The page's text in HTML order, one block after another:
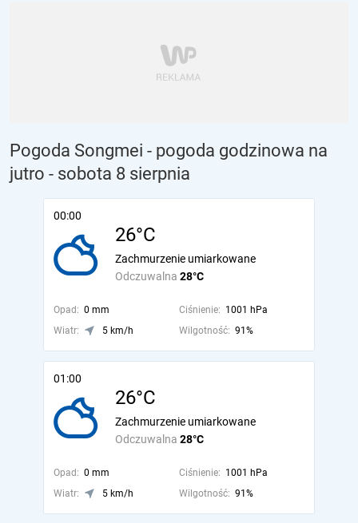
Pogoda Songmei - pogoda godzinowa na
jutro - sobota 8 sierpnia
00:00
26°C
Odczuwalna 28°C
Zachmurzenie umiarkowane
Opad: 0 mm Ciśnienie: 1001 hPa
Wiatr:
5 km/h Wilgotność: 91%
01:00
26°C
Odczuwalna 28°C
Zachmurzenie umiarkowane
Opad: 0 mm Ciśnienie: 1001 hPa
Wiatr:
5 km/h Wilgotność: 91%